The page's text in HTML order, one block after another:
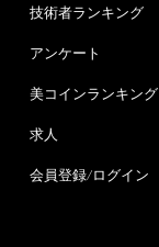
技術者ランキング
アンケート
美コインランキング
求人
会員登録/ログイン